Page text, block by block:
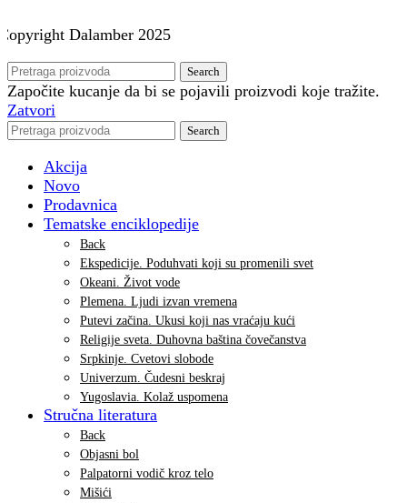
Dalamber 2025
Search
Započite kucanje da bi se pojavili proizvodi koje tražite.
Zatvori
Search
Akcija
Novo
Prodavnica
Tematske enciklopedije
Back
Ekspedicije. Poduhvati koji su promenili svet
Okeani. Život vode
Plemena. Ljudi izvan vremena
Putevi začina. Ukusi koji nas vraćaju kući
Religije sveta. Duhovna baština čovečanstva
Srpkinje. Cvetovi slobode
Univerzum. Čudesni beskraj
Yugoslavia. Kolaž uspomena
Stručna literatura
Back
Objasni bol
Palpatorni vodič kroz telo
Mišići